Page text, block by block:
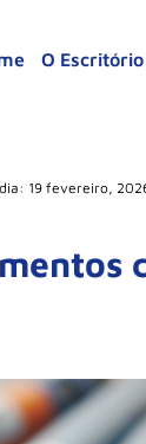
O Escritório
19 fevereiro,